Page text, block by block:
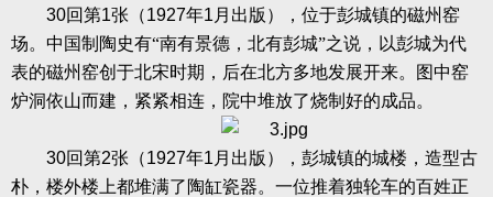
30回第1张（1927年1 月出版），位于彭城镇的磁州窑
场。中国制陶史有“南有景德，北有彭城”之说，以彭城为代
表的磁州窑创于北宋时期，后在北方多地发展开来。图中窑
炉洞依山而建，紧紧相连，院中堆放了烧制好的成品。
30回第2张（1927年1 月出版），彭城镇的城楼，造型古
朴，楼外楼上都堆满了陶缸瓷器。一位推着独轮车的百姓正